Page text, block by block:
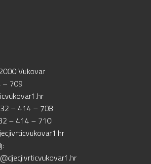
Vukovar
– 709
– 414 – 708
– 414 – 710